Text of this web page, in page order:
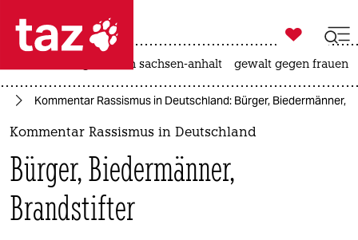
 taz zahl ich
taz zahl ich
politik
öko

taz zahl ich
landtagswahl in sachsen-anhalt gewalt gegen frauen
Kommentar Rassismus in Deutschland: Bürger, Biedermänner,
Kommentar Rassismus in Deutschland
Bürger, Biedermänner,
Brandstifter